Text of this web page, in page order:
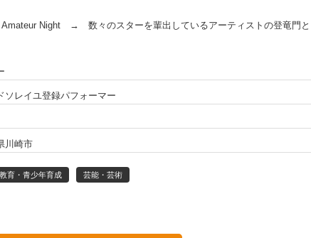
Night → 数々のスターを輩出しているアーティストの登竜門と
ソレイユ登録パフォーマー
川崎市
育・青少年育成 芸能・芸術